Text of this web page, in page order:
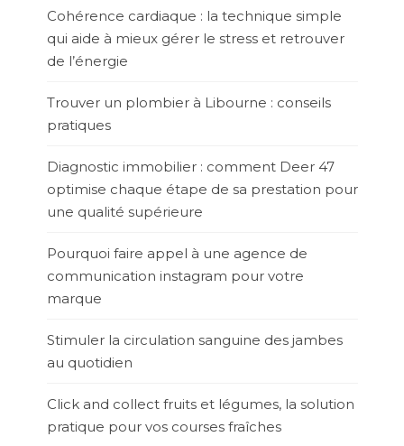
Cohérence cardiaque : la technique simple
qui aide à mieux gérer le stress et retrouver
de l’énergie
Trouver un plombier à Libourne : conseils
pratiques
Diagnostic immobilier : comment Deer 47
optimise chaque étape de sa prestation pour
une qualité supérieure
Pourquoi faire appel à une agence de
communication instagram pour votre
marque
Stimuler la circulation sanguine des jambes
au quotidien
Click and collect fruits et légumes, la solution
pratique pour vos courses fraîches